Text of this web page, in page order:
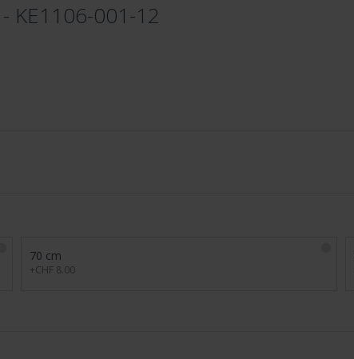
KE1106-001-12
70 cm
+CHF 8.00